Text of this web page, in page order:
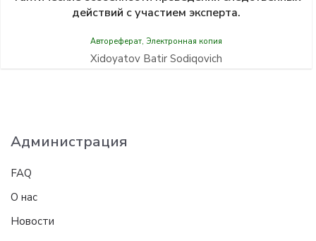
действий с участием эксперта.
Автореферат, Электронная копия
Xidoyatov Batir Sodiqovich
Администрация
FAQ
О нас
Новости